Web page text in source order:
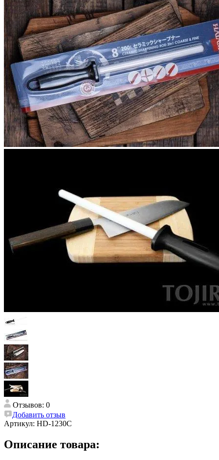
Отзывов: 0
Добавить отзыв
Артикул: HD-1230C
Описание товара: